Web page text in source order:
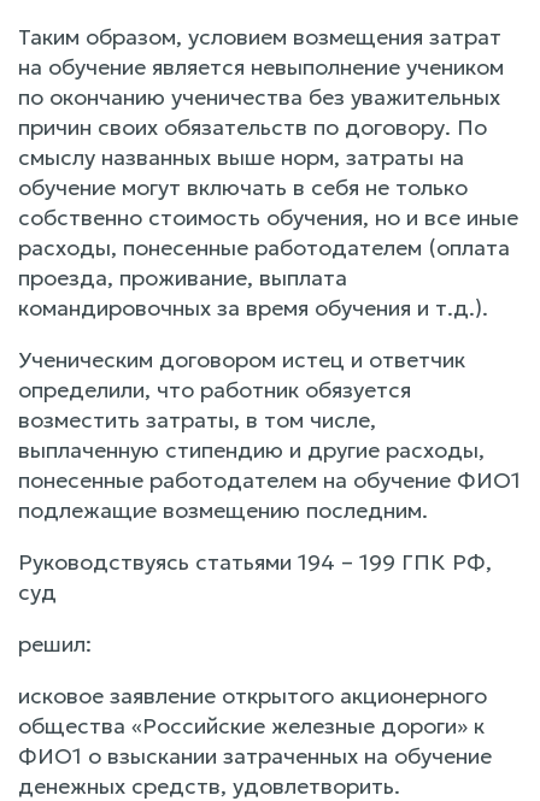
Таким образом, условием возмещения затрат
на обучение является невыполнение учеником
по окончанию ученичества без уважительных
причин своих обязательств по договору. По
смыслу названных выше норм, затраты на
обучение могут включать в себя не только
собственно стоимость обучения, но и все иные
расходы, понесенные работодателем (оплата
проезда, проживание, выплата
командировочных за время обучения и т.д.).
Ученическим договором истец и ответчик
определили, что работник обязуется
возместить затраты, в том числе,
выплаченную стипендию и другие расходы,
понесенные работодателем на обучение ФИО1
подлежащие возмещению последним.
Руководствуясь статьями 194 – 199 ГПК РФ,
суд
решил:
исковое заявление открытого акционерного
общества «Российские железные дороги» к
ФИО1 о взыскании затраченных на обучение
денежных средств, удовлетворить.